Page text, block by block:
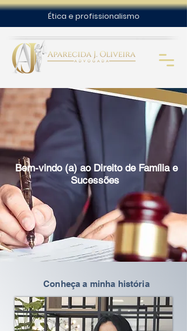
Ética e profissionalismo
Bem-vindo (a) ao Direito de Família e
Sucessões
Conheça a minha história